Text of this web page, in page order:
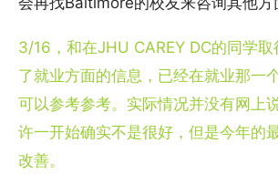
3/16，和在JHU CAREY DC的同学取
了就业方面的信息，已经在就业那一
可以参考参考。实际情况并没有网上
许一开始确实不是很好，但是今年的
改善。